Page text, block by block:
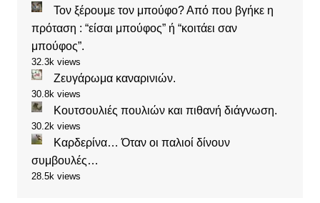
Τον ξέρουμε τον μπούφο? Από που βγήκε η
πρόταση : “είσαι μπούφος” ή “κοιτάει σαν
μπούφος”.
32.3k views
Ζευγάρωμα καναρινιών.
30.8k views
Κουτσουλιές πουλιών και πιθανή διάγνωση.
30.2k views
Καρδερίνα… Όταν οι παλιοί δίνουν
συμβουλές…
28.5k views